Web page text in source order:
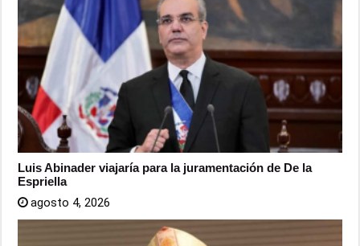
Luis Abinader viajaría para la juramentación de De la
Espriella
agosto 4, 2026